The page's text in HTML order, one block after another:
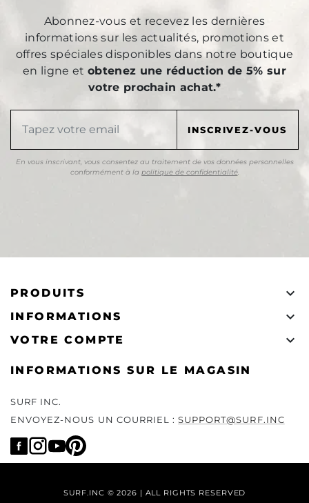
Abonnez-vous et recevez les dernières
informations sur les actualités, promotions et
offres spéciales disponibles dans notre boutique
en ligne et obtenez une réduction de 5% sur
votre prochain achat.*
En vous inscrivant, vous consentez au traitement de vos données personnelles
conformément à la politique de confidentialité.
PRODUITS 
INFORMATIONS 
VOTRE COMPTE 
INFORMATIONS SUR LE MAGASIN
SURF INC.
ENVOYEZ-NOUS UN COURRIEL :SUPPORT@SURF.INC
SURF.INC © 2026 | ALL RIGHTS RESERVED